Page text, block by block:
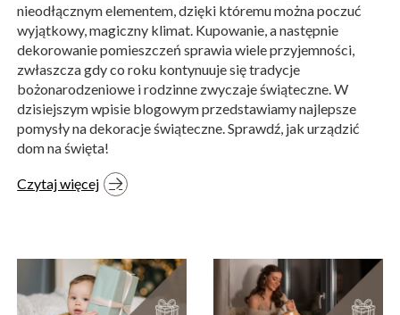
nieodłącznym elementem, dzięki któremu można poczuć
wyjątkowy, magiczny klimat. Kupowanie, a następnie
dekorowanie pomieszczeń sprawia wiele przyjemności,
zwłaszcza gdy co roku kontynuuje się tradycje
bożonarodzeniowe i rodzinne zwyczaje świąteczne. W
dzisiejszym wpisie blogowym przedstawiamy najlepsze
pomysły na dekoracje świąteczne. Sprawdź, jak urządzić
dom na święta!
Czytaj więcej